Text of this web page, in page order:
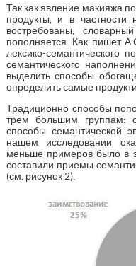
Так как явление макияжа
продукты, и в частности
востребованы,
пополняется. Как пишет
лексико-семантического
семантического
выделить способы
определить самые
Традиционно способы
трем большим группам:
способы семантической
нашем исследовании
меньше примеров было в
составили приемы
(см. рисунок 2).